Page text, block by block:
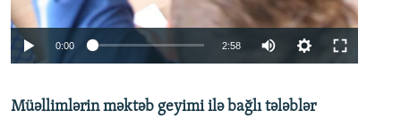
0:00 2:58
360p
Müəllimlərin məktəb geyimi ilə bağlı tələblər